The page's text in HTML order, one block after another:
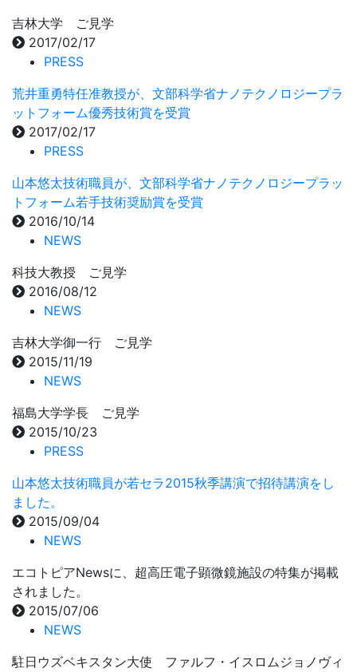
吉林大学 ご見学
2017/02/17
PRESS
荒井重勇特任准教授が、文部科学省ナノテクノロジープラ
ットフォーム優秀技術賞を受賞
2017/02/17
PRESS
山本悠太技術職員が、文部科学省ナノテクノロジープラッ
トフォーム若手技術奨励賞を受賞
2016/10/14
NEWS
科技大教授 ご見学
2016/08/12
NEWS
吉林大学御一行 ご見学
2015/11/19
NEWS
福島大学学長 ご見学
2015/10/23
PRESS
山本悠太技術職員が若セラ2015秋季講演で招待講演をし
ました。
2015/09/04
NEWS
エコトピアNewsに、超高圧電子顕微鏡施設の特集が掲載
されました。
2015/07/06
NEWS
駐日ウズベキスタン大使 ファルフ・イスロムジョノヴィ